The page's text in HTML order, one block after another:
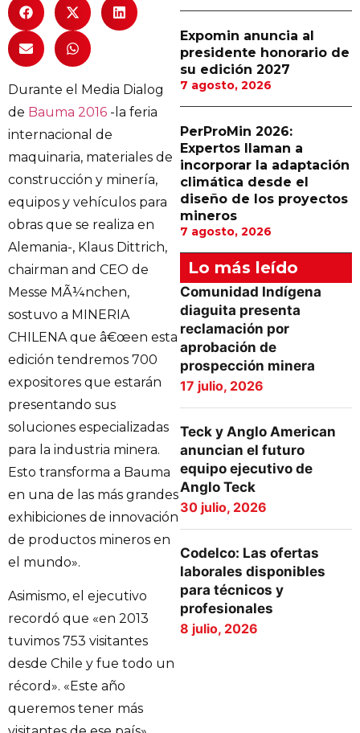
Durante el Media Dialog
de Bauma 2016 -la feria
internacional de
maquinaria, materiales de
construcción y minería,
equipos y vehículos para
obras que se realiza en
Alemania-, Klaus Dittrich,
chairman and CEO de
Messe MÃ¼nchen,
sostuvo a MINERIA
CHILENA que â€œen esta
edición tendremos 700
expositores que estarán
presentando sus
soluciones especializadas
para la industria minera.
Esto transforma a Bauma
en una de las más grandes
exhibiciones de innovación
de productos mineros en
el mundo».
Asimismo, el ejecutivo
recordó que «en 2013
tuvimos 753 visitantes
desde Chile y fue todo un
récord». «Este año
queremos tener más
Expomin anuncia al
presidente honorario de
su edición 2027
7 agosto, 2026
PerProMin 2026:
Expertos llaman a
incorporar la adaptación
climática desde el
diseño de los proyectos
mineros
7 agosto, 2026
Lo más leído
Comunidad Indígena
diaguita presenta
reclamación por
aprobación de
prospección minera
17 julio, 2026
Teck y Anglo American
anuncian el futuro
equipo ejecutivo de
Anglo Teck
30 julio, 2026
Codelco: Las ofertas
laborales disponibles
para técnicos y
profesionales
8 julio, 2026